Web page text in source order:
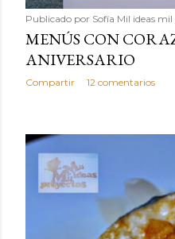
Publicado por Sofía Mil ideas
MENÚS CON
ANIVERSARIO
Compartir 12 comentarios